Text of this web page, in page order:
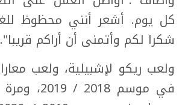
كل يوم. أشعر أنني محظوظ
شكرا لكم وأتمنى أن أراكم قريبا".
ولعب ريكو لإشبيلية، ولعب
في موسم